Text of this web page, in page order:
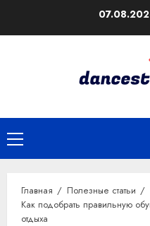
Основное
меню
Главная
Полезные статьи
Как подобрать правильную
отдыха